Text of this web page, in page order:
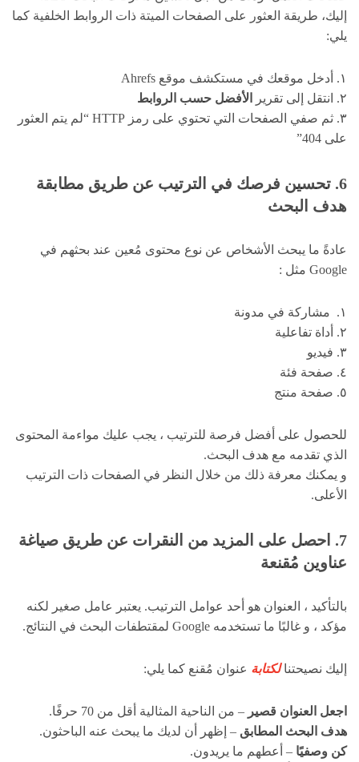
إليك، طريقة العثور على الصفحات الميتة ذات الروابط الخلفية كما
يلي:
١. أدخل موقعك في مستكشف موقع Ahrefs
٢. انتقل إلى تقرير
الأفضل حسب الروابط
٣. ثم صفي الصفحات التي تحتوي على رمز HTTP “لم يتم العثور
على 404”
6. تحسين فرصك في الترتيب عن طريق مطابقة
هدف البحث
عادةً ما يبحث الأشخاص عن نوع محتوى مُعين عند بحثهم في
Google مثل :
١. مشاركة في مدونة
٢. أداة تفاعلية
٣. فيديو
٤. صفحة فئة
٥. صفحة منتج
للحصول على أفضل فرصة للترتيب ، يجب عليك مواءمة المحتوى
الذي تقدمه مع هدف البحث.
و يمكنك معرفة ذلك من خلال النظر في الصفحات ذات الترتيب
الأعلى.
7. احصل على المزيد من النقرات عن طريق صياغة
عناوين مُقنعة
بالتأكيد ، العنوان هو أحد عوامل الترتيب. يعتبر عامل صغير لكنه
مؤكد ، و غالبًا ما تستخدمه Google لمقتطفات البحث في النتائج.
إليك نصيحتنالكتابة عنوان مُقنع كما يلي:
اجعل العنوان قصير – من الناحية المثالية أقل من 70 حرفًا.
هدف البحث المطابق – إظهر أن لديك ما يبحث عنه الباحثون.
كن وصفيًا – أعطهم ما يريدون.